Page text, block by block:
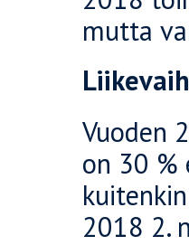
mutta
Vuoden
on 30 %
2018 2.